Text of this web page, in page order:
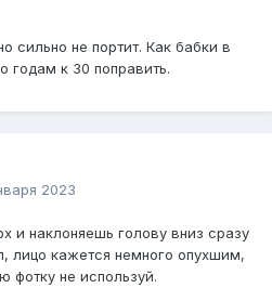
с кожей на лице (акне),
бы веса нагнать, хотя
62кг доходил и возвращался
сильно не портит. Как бабки в
годам к 30 поправить.
2023
и наклоняешь голову вниз сразу
лицо кажется немного опухшим,
фотку не используй.